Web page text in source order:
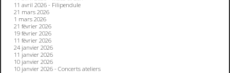
11 avril 2026 - Filipendule
21 mars 2026
1 mars 2026
21 février 2026
19 février 2026
11 février 2026
24 janvier 2026
11 janvier 2026
10 janvier 2026
10 janvier 2026 - Concerts ateliers